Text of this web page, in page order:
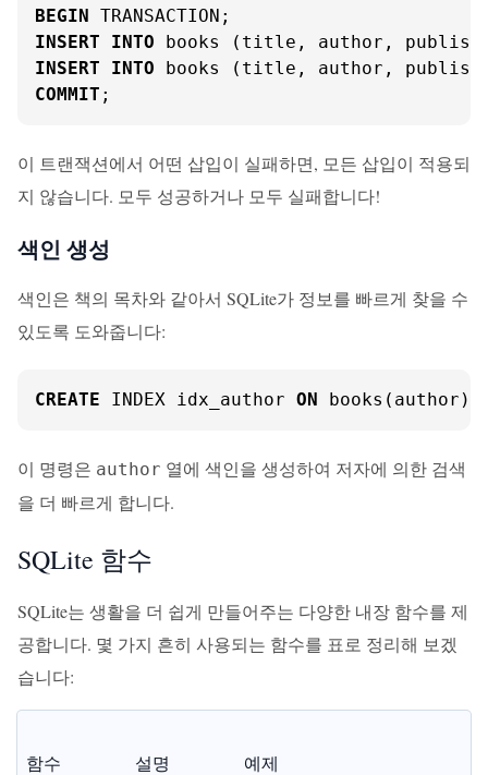
BEGIN
INSERT
INTO books (title, author,
INSERT
INTO books (title, author,
COMMIT ;
이 트랜잭션에서 어떤 삽입이 실패하면, 모든 삽입이 적용되
지 않습니다. 모두 성공하거나 모두 실패합니다!
색인 생성
색인은 책의 목차와 같아서 SQLite가 정보를 빠르게 찾을 수
있도록 도와줍니다:
CREATE INDEX idx_author ON books(author);
이 명령은 author 열에 색인을 생성하여 저자에 의한 검색
을 더 빠르게 합니다.
SQLite 함수
SQLite는 생활을 더 쉽게 만들어주는 다양한 내장 함수를 제
공합니다. 몇 가지 흔히 사용되는 함수를 표로 정리해 보겠
습니다:
함수 설명 예제